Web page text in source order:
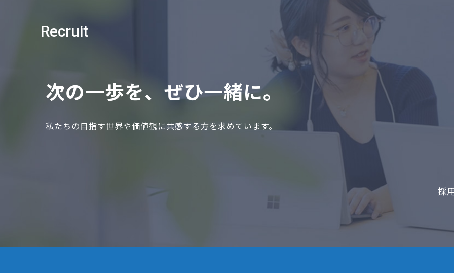
Recruit
次の⼀歩を、ぜひ⼀緒に。
私たちの⽬指す世界や価値観に共感する⽅を求めています。
採